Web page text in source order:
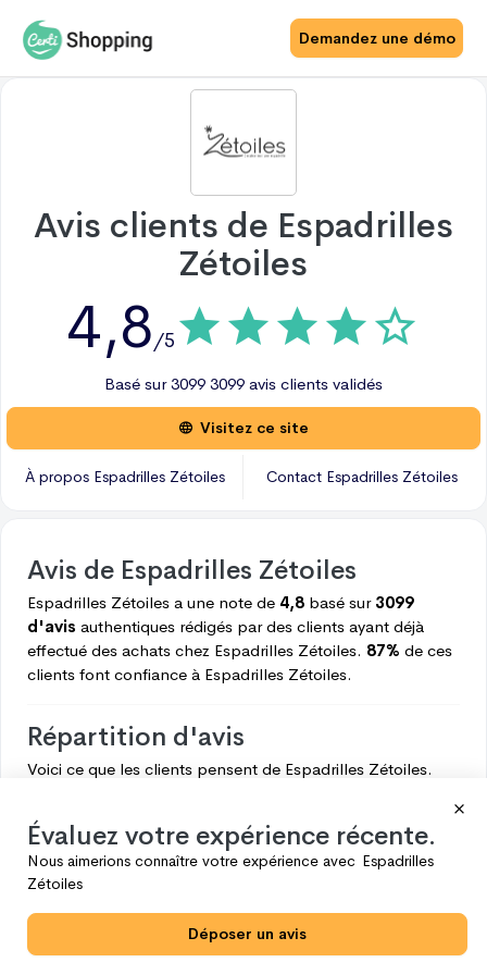
Demandez une démo
Avis clients de Espadrilles
Zétoiles
4,8/5
Basé sur3099 3099 avis clients validés
Visitez ce site
À propos Espadrilles Zétoiles Contact Espadrilles Zétoiles
Avis de Espadrilles Zétoiles
Espadrilles Zétoiles a une note de 4,8 basé sur 3099
d'avis authentiques rédigés par des clients ayant déjà
effectué des achats chez Espadrilles Zétoiles. 87% de ces
clients font confiance à Espadrilles Zétoiles.
Répartition d'avis
Voici ce que les clients pensent de Espadrilles Zétoiles.
2698
4
3
2 22
Évaluez votre expérience récente.
Nous aimerions connaître votre expérience avec Espadrilles
Zétoiles
Déposer un avis